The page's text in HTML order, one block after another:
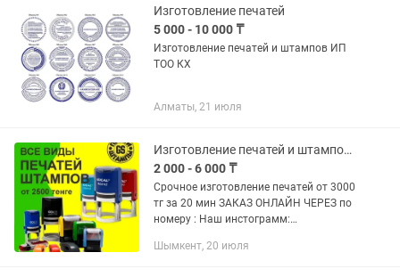
Изготовление печатей
5 000 - 10 000 ₸
Изготовление печатей и штампов ИП
ТОО КХ
Алматы, 21 июля
Изготовление печатей и штампов за 20 минут
2 000 - 6 000 ₸
Срочное изготовление печатей от 3000
тг за 20 мин ЗАКАЗ ОНЛАЙН ЧЕРЕЗ по
номеру : Наш инстограмм:
Тоо,Ип,Ао,ЗАО,Оо,Гу, Печати для врачей
Шымкент, 20 июля